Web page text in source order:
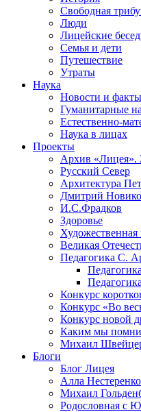
Свободная
Люди
Лицейские
Семья и дети
Путешествие
Утраты
Наука
Новости и факты
Гуманитарные
Естественно-
Наука в лицах
Проекты
Архив «Лицея».
Русский Север
Архитектура
Дмитрий
И.С.Фрадков
Здоровье
Великая
Педагогика С.
Конкурс
Конкурс «Во
Конкурс новой
Каким мы
Михаил
Блоги
Блог Лицея
Алла Нестеренко
Михаил
Родословная с